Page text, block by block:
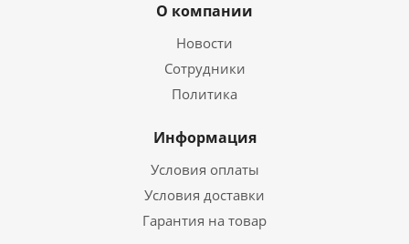
О компании
Новости
Сотрудники
Политика
Информация
Условия оплаты
Условия доставки
Гарантия на товар